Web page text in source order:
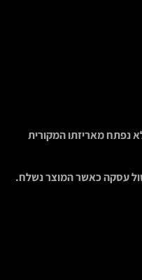
עסקה כאשר המוצר נשלח.